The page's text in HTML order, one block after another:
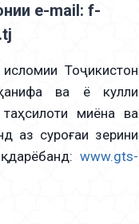
e-mail: f-
Тоҷикистон
ва ё кулли
таҳсилоти миёна ва
аз суроғаи зерини
дарёбанд: www.gts-